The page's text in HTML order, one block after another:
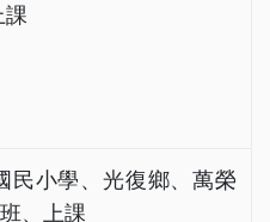
課
民小學、光復鄉、萬榮
、上課